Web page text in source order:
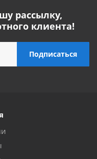
рассылку,
клиента!